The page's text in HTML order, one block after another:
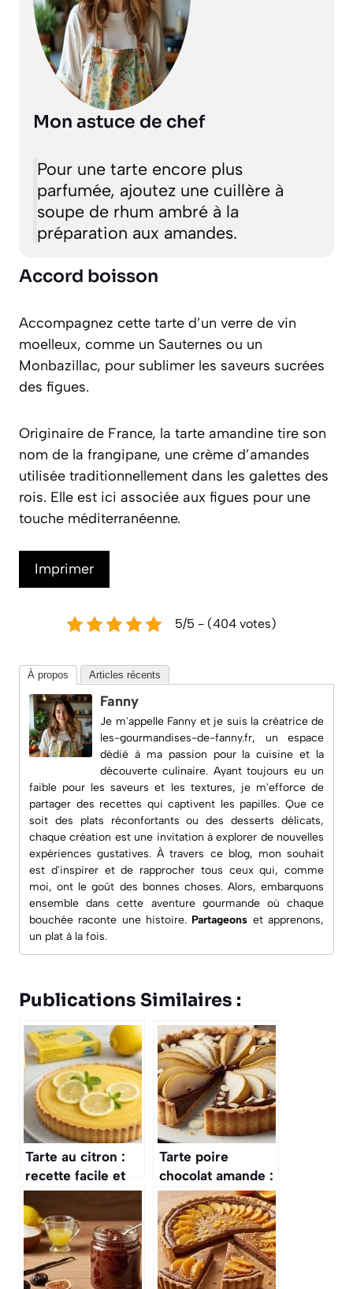
Mon astuce de chef
Pour une tarte encore plus
parfumée, ajoutez une cuillère à
soupe de rhum ambré à la
préparation aux amandes.
Accord boisson
Accompagnez cette tarte d’un verre de vin
moelleux, comme un Sauternes ou un
Monbazillac, pour sublimer les saveurs sucrées
des figues.
Originaire de France, la tarte amandine tire son
nom de la frangipane, une crème d’amandes
utilisée traditionnellement dans les galettes des
rois. Elle est ici associée aux figues pour une
touche méditerranéenne.
Imprimer
5/5 - (404 votes)
À propos Articles récents
Fanny
Je m'appelle Fanny et je suis la créatrice de
les-gourmandises-de-fanny.fr, un espace
dédié à ma passion pour la cuisine et la
découverte culinaire. Ayant toujours eu un
faible pour les saveurs et les textures, je m'efforce de
partager des recettes qui captivent les papilles. Que ce
soit des plats réconfortants ou des desserts délicats,
chaque création est une invitation à explorer de nouvelles
expériences gustatives. À travers ce blog, mon souhait
est d'inspirer et de rapprocher tous ceux qui, comme
moi, ont le goût des bonnes choses. Alors, embarquons
ensemble dans cette aventure gourmande où chaque
bouchée raconte une histoire. Partageons et apprenons,
un plat à la fois.
Publications Similaires :
Tarte au citron :
recette facile et
gourmande
Tarte poire
chocolat amande :
recette
gourmande et
facile à réaliser